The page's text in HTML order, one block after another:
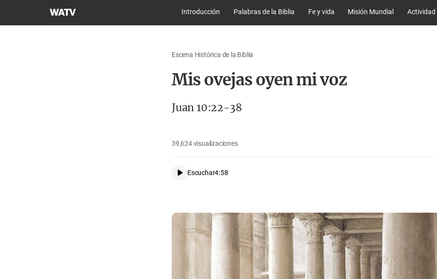
Iglesia
Introducción Palabras de la Biblia Fe y vida Misión Mundial Actividad
Escena Histórica de la Biblia
Mis ovejas oyen mi voz
Juan 10:22-38
39,624visualizaciones
Escuchar4:58